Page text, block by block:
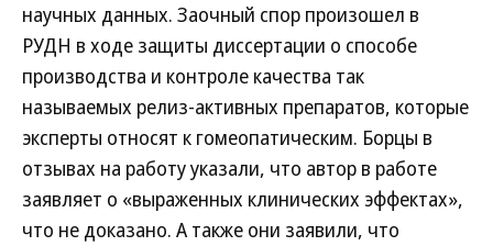
научных данных. Заочный спор произошел в
РУДН в ходе защиты диссертации о способе
производства и контроле качества так
называемых релиз-активных препаратов, которые
эксперты относят к гомеопатическим. Борцы в
отзывах на работу указали, что автор в работе
заявляет о «выраженных клинических эффектах»,
что не доказано. А также они заявили, что